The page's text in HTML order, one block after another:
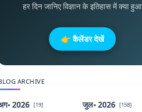
हर दिन जानिए विज्ञान के इतिहास में क्या हुआ
👉 कैलेंडर देखें
ARCHIVE
2026 [19] जुल॰ 2026 [158]